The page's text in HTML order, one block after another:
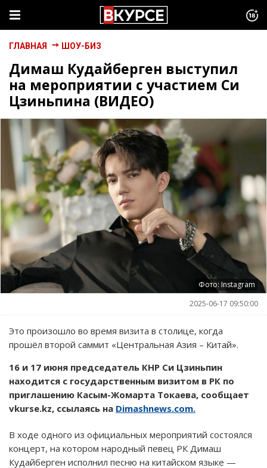
ГЛАВНАЯ ШОУ-БИЗ
Димаш Кудайберген выступил
на мероприятии с участием Си
Цзиньпина (ВИДЕО)
Фото: Instagram
2025-06-17 09:50:00
Это произошло во время визита в столице, когда
прошёл второй саммит «Центральная Азия – Китай».
16 и 17 июня председатель КНР Си Цзиньпин
находится с государственным визитом в РК по
приглашению Касым-Жомарта Токаева, сообщает
vkurse.kz, ссылаясь на Dimashnews.com.
В ходе одного из официальных мероприятий состоялся
концерт, на котором народный певец РК Димаш
Кудайберген исполнил песню на китайском языке —